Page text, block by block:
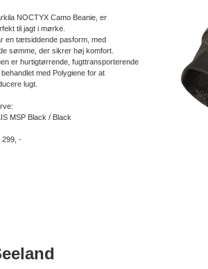
NOCTYX Camo Beanie, er
til jagt i mørke.
en tætsiddende pasform, med
sømme, der sikrer høj komfort.
er hurtigtørrende, fugttransporterende
behandlet med Polygiene for at
lugt.
MSP Black / Black
299, -